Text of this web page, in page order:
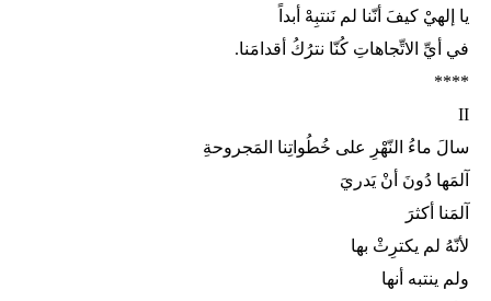
يا إلهيْ كيفَ أنّنا لم نَنتبِهْ أبداً
في أيِّ الاتِّجاهاتِ كُنّا نترُكُ أقدامَنا.
****
II
سالَ ماءُ النّهْرِ على خُطُواتِنا المَجروحةِ
آلمَها دُونَ أنْ يَدريَ
آلمَنا أكثرَ
لأنّهُ لم يكترِثْ بها
ولم ينتبه أنها